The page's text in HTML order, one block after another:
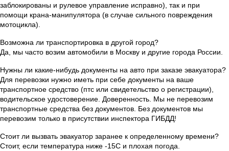
заблокированы и рулевое управление исправно), так и при
помощи крана-манипулятора (в случае сильного повреждения
мотоцикла).
Возможна ли транспортировка в другой город?
Да, мы часто возим автомобили в Москву и другие города России.
Нужны ли какие-нибудь документы на авто при заказе эвакуатора?
Для перевозки нужно иметь при себе документы на ваше
транспортное средство (птс или свидетельство о регистрации),
водительское удостоверение. Доверенность. Мы не перевозим
транспортные средства без документов. Без документов мы
перевозим только в присутствии инспектора ГИБДД!
Стоит ли вызвать эвакуатор заранее к определенному времени?
Стоит, если температура ниже -15С и плохая погода.